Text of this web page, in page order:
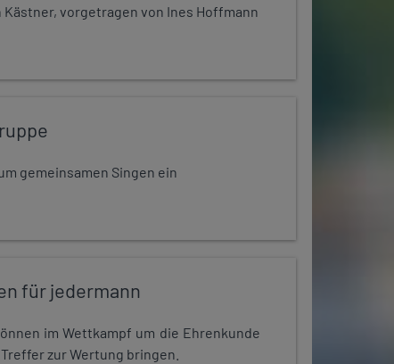
vorgetragen von Ines Hoffmann
gemeinsamen Singen ein
für jedermann
im Wettkampf um die Ehrenkunde
zur Wertung bringen.